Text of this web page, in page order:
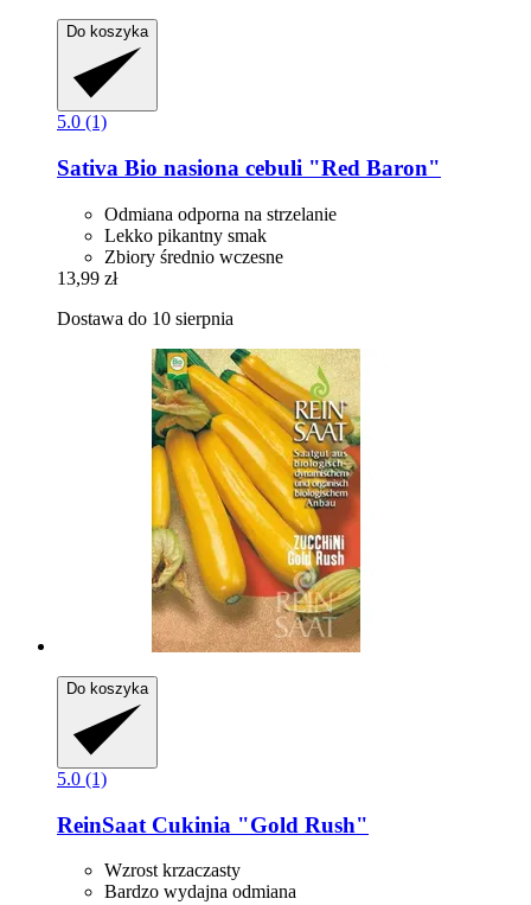
Do koszyka
5.0 (1)
Sativa Bio nasiona cebuli "Red Baron"
Odmiana odporna na strzelanie
Lekko pikantny smak
Zbiory średnio wczesne
13,99 zł
Dostawa do 10 sierpnia
Do koszyka
5.0 (1)
ReinSaat Cukinia "Gold Rush"
Wzrost krzaczasty
Bardzo wydajna odmiana